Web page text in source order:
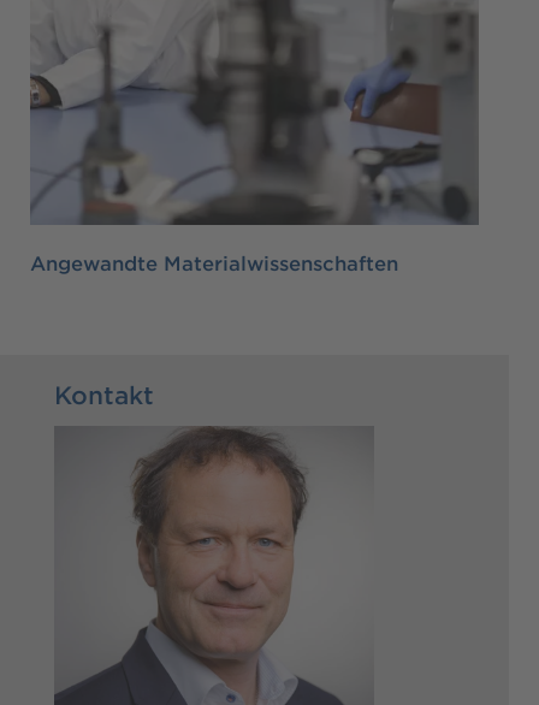
Angewandte Materialwissenschaften
Kontakt